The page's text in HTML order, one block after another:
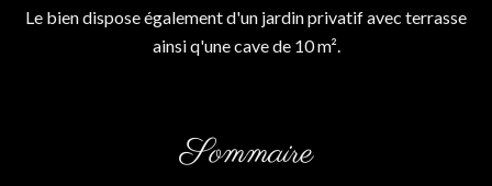
Le bien dispose également d'un jardin privatif avec terrasse
ainsi q'une cave de 10 m².
Sommaire